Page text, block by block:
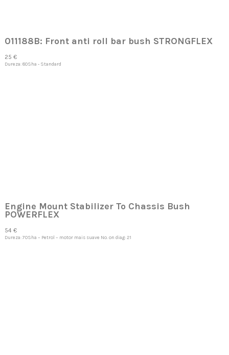
011188B: Front anti roll bar bush STRONGFLEX
25 €
Dureza: 80Sha - Standard
Engine Mount Stabilizer To Chassis Bush
POWERFLEX
54 €
Dureza: 70Sha – Petrol – motor mais suave No. on diag: 21